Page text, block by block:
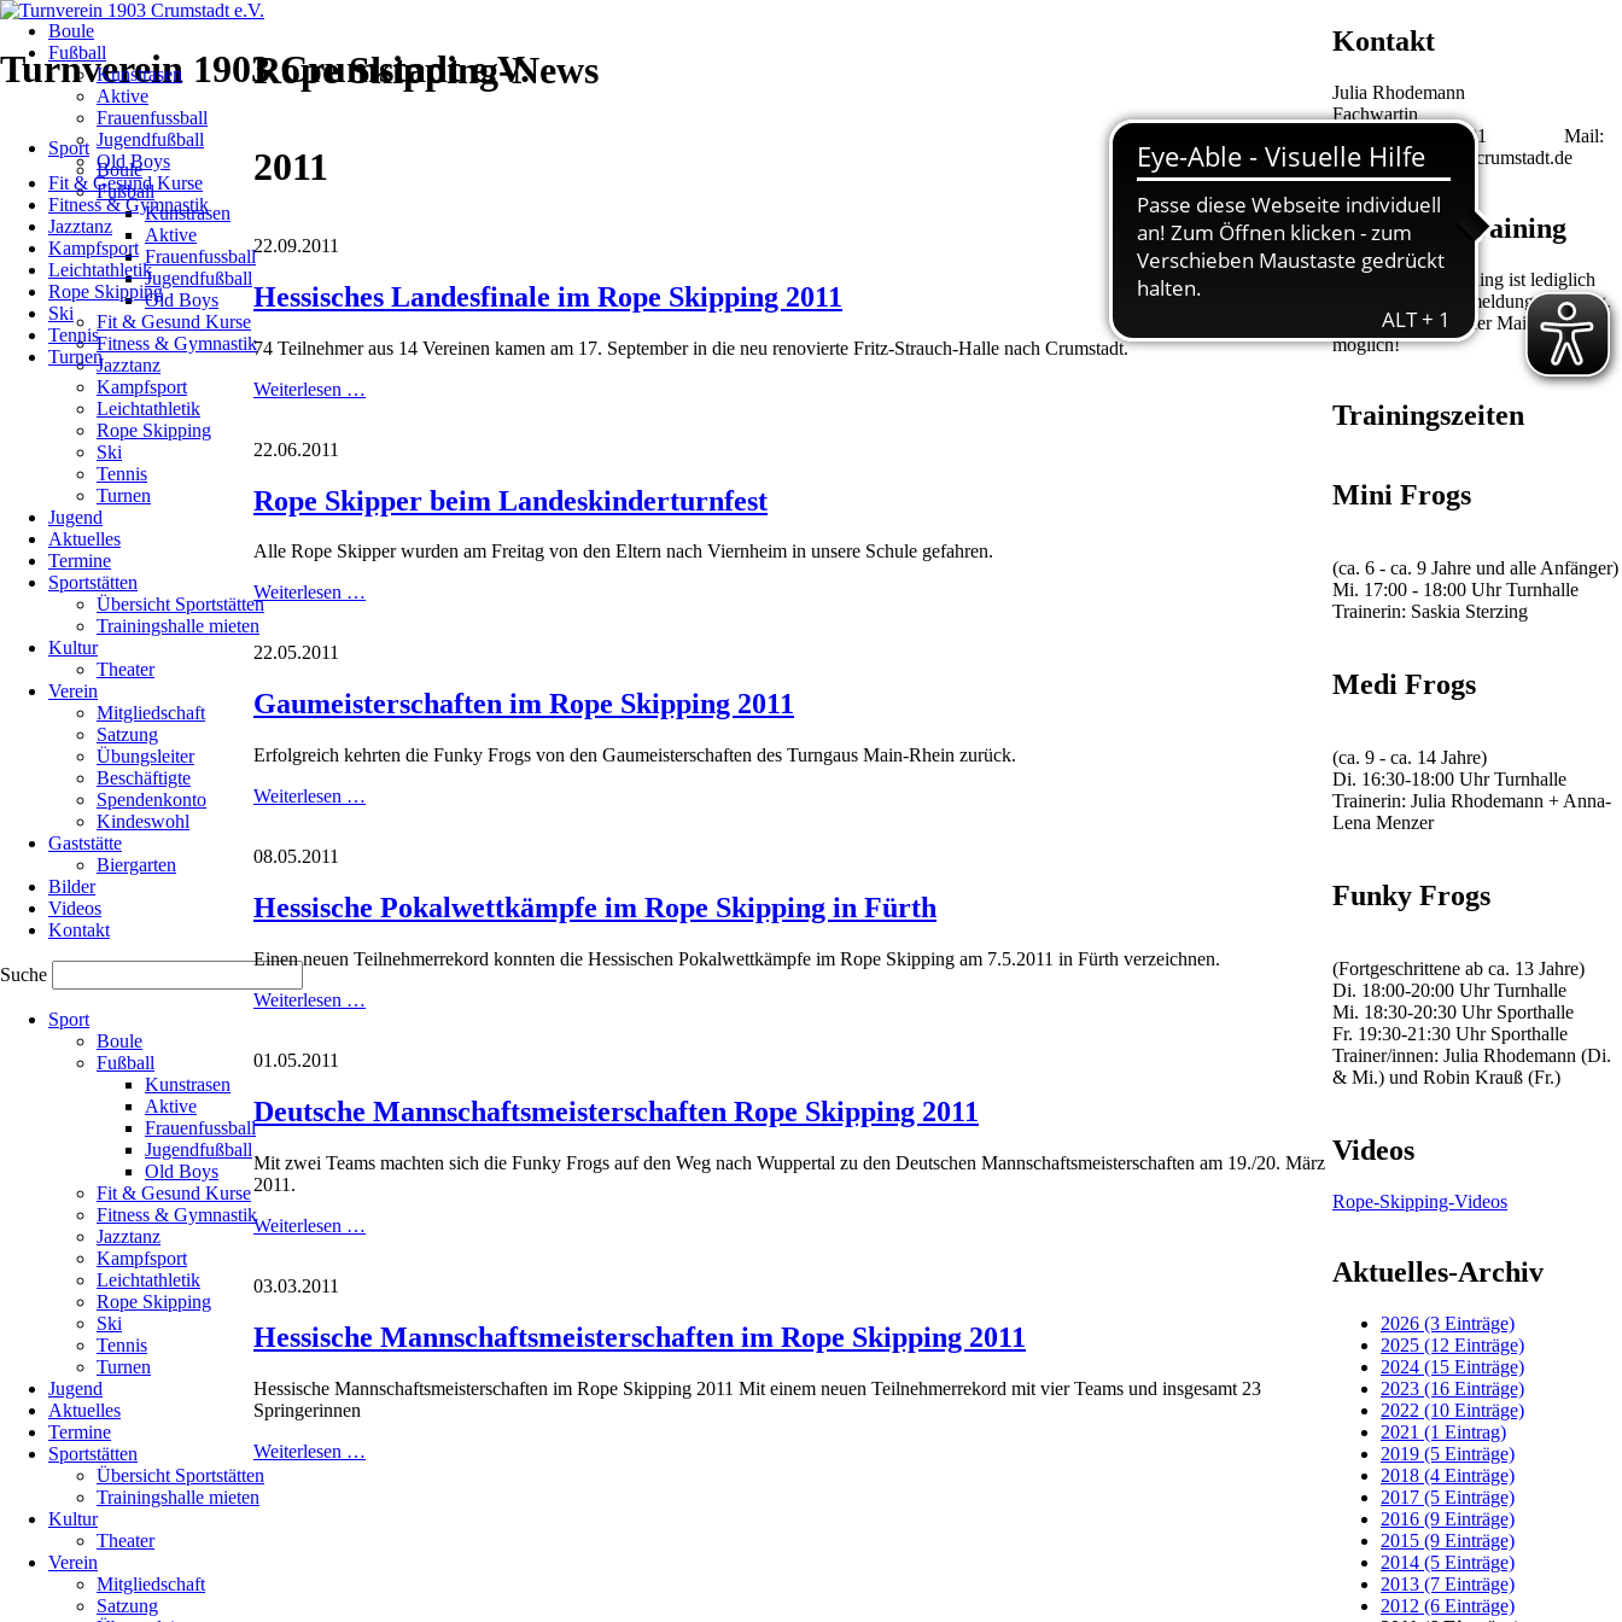
Turnverein 1903 Crumstadt e.V.
Navigation
überspringen
Sport
Boule
Fußball
Kunstrasen
Aktive
Frauenfussball
Jugendfußball
Old Boys
Fit & Gesund Kurse
Fitness & Gymnastik
Jazztanz
Kampfsport
Leichtathletik
Rope Skipping
Ski
Tennis
Turnen
Jugend
Aktuelles
Termine
Sportstätten
Übersicht Sportstätten
Trainingshalle mieten
Kultur
Theater
Verein
Mitgliedschaft
Satzung
Übungsleiter
Beschäftigte
Spendenkonto
Kindeswohl
Gaststätte
Biergarten
Bilder
Videos
Kontakt
Suche
überspringen
Sport
Boule
Fußball
Kunstrasen
Aktive
Frauenfussball
Jugendfußball
Old Boys
Fit & Gesund Kurse
Fitness & Gymnastik
Jazztanz
Kampfsport
Leichtathletik
Rope Skipping
Ski
Tennis
Turnen
Jugend
Aktuelles
Termine
Sportstätten
Übersicht Sportstätten
Trainingshalle mieten
Kultur
Theater
Verein
Mitgliedschaft
Satzung
Rope Skipping-News
2011
22.09.2011
Hessisches Landesfinale im Rope Skipping 2011
74 Teilnehmer aus 14 Vereinen kamen am 17. September in die neu renovierte Fritz-Strauch-Halle nach Crumstadt.
Weiterlesen …
2011
22.06.2011
Rope Skipper beim Landeskinderturnfest
Alle Rope Skipper wurden am Freitag von den Eltern nach Viernheim in unsere Schule gefahren.
Weiterlesen …
22.05.2011
Gaumeisterschaften im Rope Skipping 2011
Erfolgreich kehrten die Funky Frogs von den Gaumeisterschaften des Turngaus Main-Rhein zurück.
Weiterlesen …
08.05.2011
Hessische Pokalwettkämpfe im Rope Skipping in Fürth
Einen neuen Teilnehmerrekord konnten die Hessischen Pokalwettkämpfe im Rope Skipping am 7.5.2011 in Fürth verzeichnen.
Weiterlesen …
in
Fürth
01.05.2011
Deutsche Mannschaftsmeisterschaften Rope Skipping 2011
Mit zwei Teams machten sich die Funky Frogs auf den Weg nach Wuppertal zu den Deutschen Mannschaftsmeisterschaften am 19./20. März
2011.
Weiterlesen …
03.03.2011
Hessische Mannschaftsmeisterschaften im Rope Skipping 2011
Hessische Mannschaftsmeisterschaften im Rope Skipping 2011 Mit einem neuen Teilnehmerrekord mit vier Teams und insgesamt 23
Springerinnen
Weiterlesen …
Navigation
überspringen
Boule
Fußball
Kunstrasen
Aktive
Frauenfussball
Jugendfußball
Old Boys
Fit & Gesund Kurse
Fitness & Gymnastik
Jazztanz
Kampfsport
Leichtathletik
Rope Skipping
Ski
Tennis
Turnen
Kontakt
Julia Rhodemann
Fachwartin
Tel. 0176 44491501 Mail:
rope-skipping@tv-crumstadt.de
Schnuppertraining
Ein Schnuppertraining ist lediglich
mit vorheriger Anmeldung unter o.g.
Telefonnummer oder Mailadresse
möglich!
Trainingszeiten
Mini Frogs
(ca. 6 - ca. 9 Jahre und alle Anfänger)
Mi. 17:00 - 18:00 Uhr Turnhalle
Trainerin: Saskia Sterzing
Medi Frogs
(ca. 9 - ca. 14 Jahre)
Di. 16:30-18:00 Uhr Turnhalle
Trainerin: Julia Rhodemann + Anna-
Lena Menzer
Funky Frogs
(Fortgeschrittene ab ca. 13 Jahre)
Di. 18:00-20:00 Uhr Turnhalle
Mi. 18:30-20:30 Uhr Sporthalle
Fr. 19:30-21:30 Uhr Sporthalle
Trainer/innen: Julia Rhodemann (Di.
& Mi.) und Robin Krauß (Fr.)
Videos
Rope-Skipping-Videos
Aktuelles-Archiv
2026 (3 Einträge)
2025 (12 Einträge)
2024 (15 Einträge)
2023 (16 Einträge)
2022 (10 Einträge)
2021 (1 Eintrag)
2019 (5 Einträge)
2018 (4 Einträge)
2017 (5 Einträge)
2016 (9 Einträge)
2015 (9 Einträge)
2014 (5 Einträge)
2013 (7 Einträge)
2012 (6 Einträge)